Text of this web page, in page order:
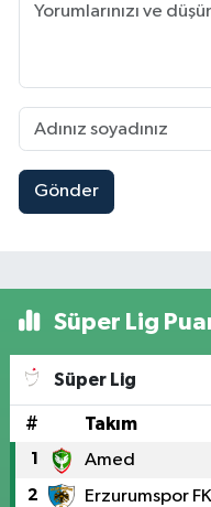
Gönder
Süper Lig
Süper Lig
# Takım
1 Amed
2 Erzurumspor FK